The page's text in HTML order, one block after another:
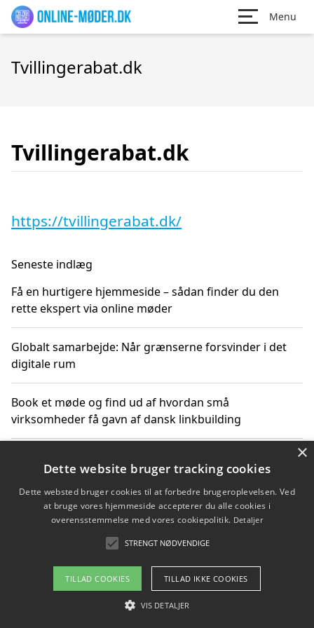
Menu
Tvillingerabat.dk
Tvillingerabat.dk
https://tvillingerabat.dk/
Seneste indlæg
Få en hurtigere hjemmeside – sådan finder du den
rette ekspert via online møder
Globalt samarbejde: Når grænserne forsvinder i det
digitale rum
Book et møde og find ud af hvordan små
virksomheder få gavn af dansk linkbuilding
får du indgår et samarbejde
Hold et møde med en WordPress ekspert og vælg den
mest professionelle til at vedligeholde din løsning
Copyright 2026 - Pilanto Aps
Om / kontakt
×
Dette website bruger tracking cookies
Dette websted bruger cookies til at forbedre brugeroplevelsen. Ved
at bruge vores hjemmeside accepterer du alle cookies i
overensstemmelse med vores cookiepolitik. Detaljer
STRENGT NØDVENDIGE
TILLAD COOKIES TILLAD IKKE COOKIES
VIS DETALJER